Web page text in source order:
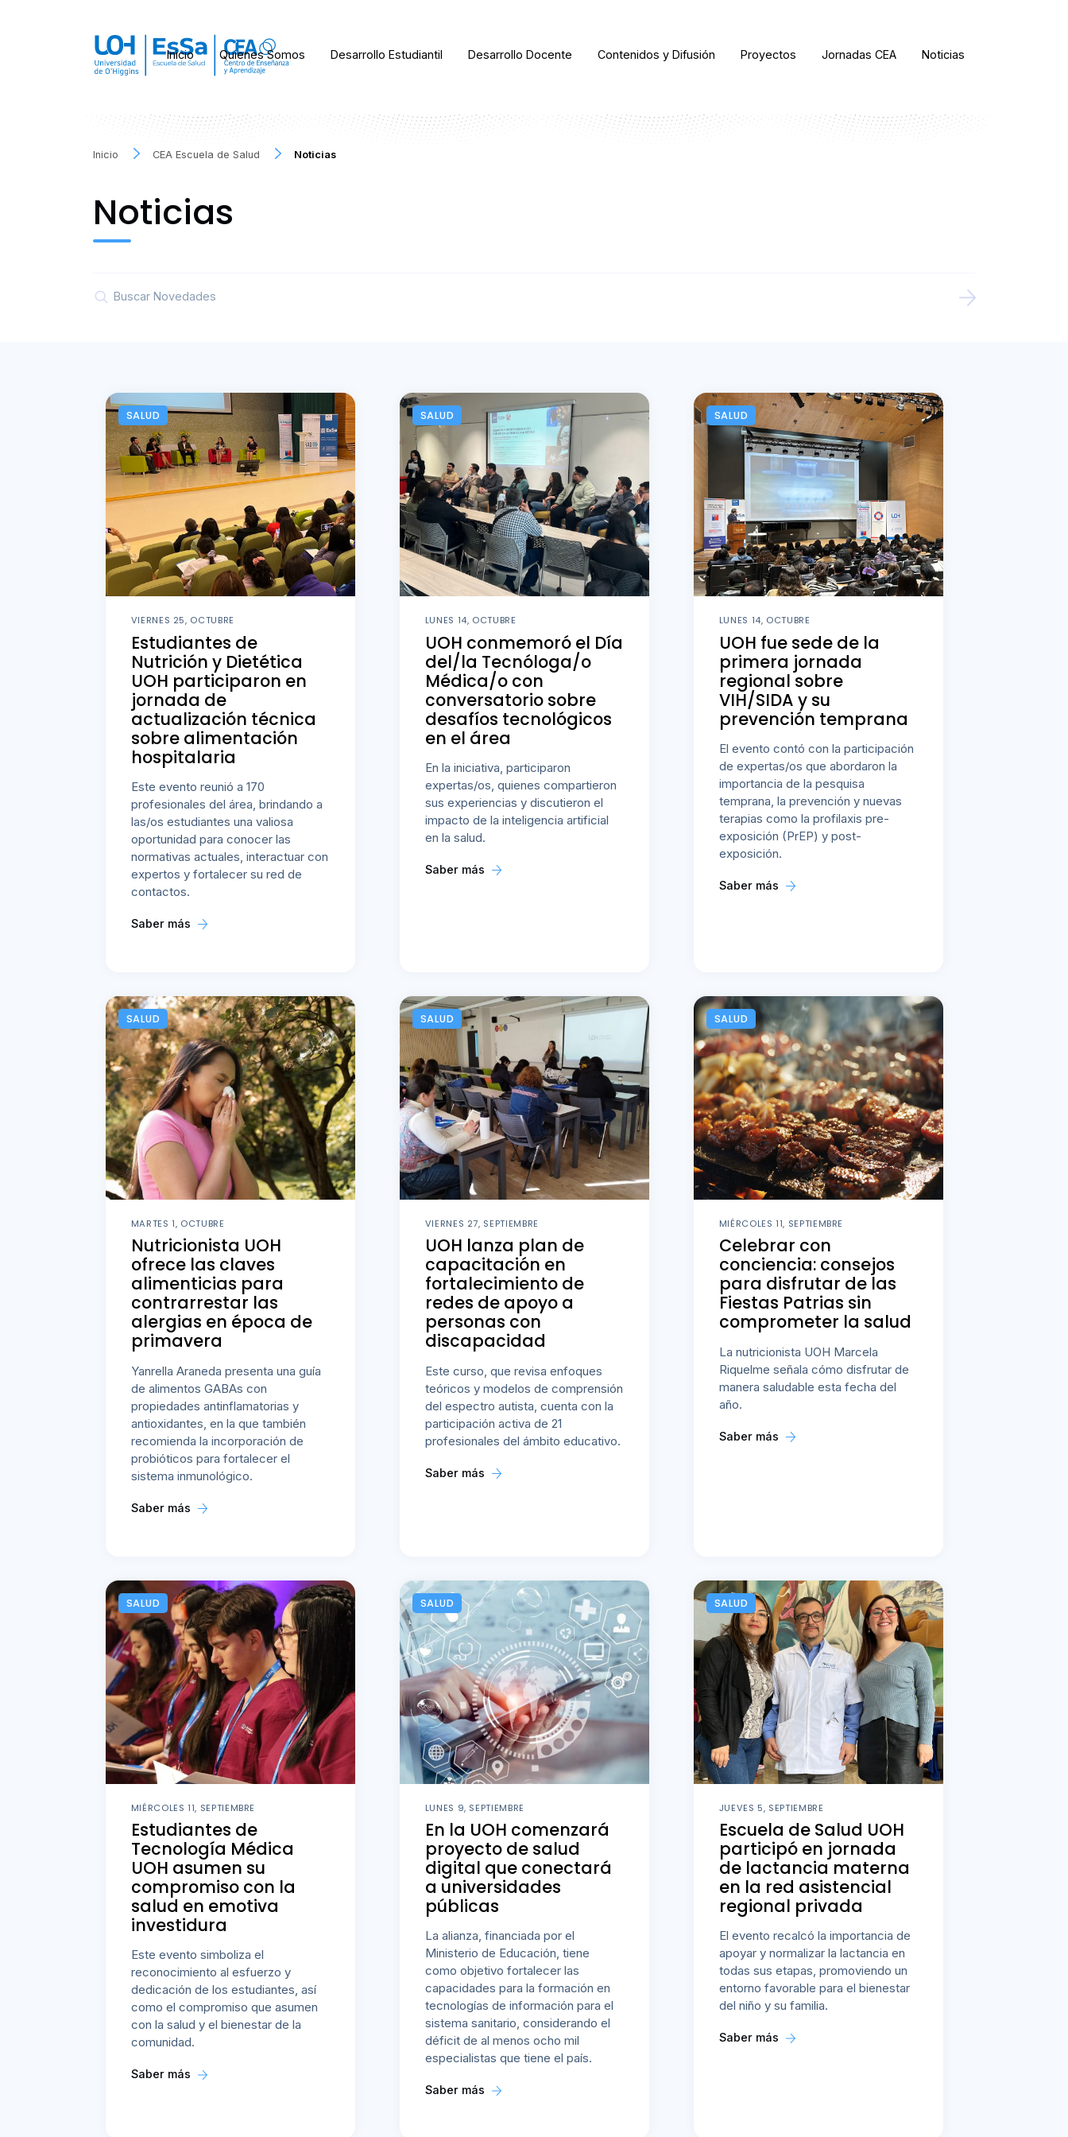
Inicio Quienes Somos Desarrollo Estudiantil Desarrollo Docente Contenidos y Difusión Proyectos Jornadas CEA Noticias
Inicio CEA Escuela de Salud Noticias
Noticias
SALUD
VIERNES 25, OCTUBRE
Estudiantes de
Nutrición y Dietética
UOH participaron en
jornada de
actualización técnica
sobre alimentación
hospitalaria
Este evento reunió a 170
profesionales del área, brindando a
las/os estudiantes una valiosa
oportunidad para conocer las
normativas actuales, interactuar con
expertos y fortalecer su red de
contactos.
Saber más
SALUD
LUNES 14, OCTUBRE
UOH conmemoró el Día
del/la Tecnóloga/o
Médica/o con
conversatorio sobre
desafíos tecnológicos
en el área
En la iniciativa, participaron
expertas/os, quienes compartieron
sus experiencias y discutieron el
impacto de la inteligencia artificial
en la salud.
Saber más
SALUD
LUNES 14, OCTUBRE
UOH fue sede de la
primera jornada
regional sobre
VIH/SIDA y su
prevención temprana
El evento contó con la participación
de expertas/os que abordaron la
importancia de la pesquisa
temprana, la prevención y nuevas
terapias como la profilaxis pre-
exposición (PrEP) y post-
exposición.
Saber más
SALUD
MARTES 1, OCTUBRE
Nutricionista UOH
ofrece las claves
alimenticias para
contrarrestar las
alergias en época de
primavera
Yanrella Araneda presenta una guía
de alimentos GABAs con
propiedades antinflamatorias y
antioxidantes, en la que también
recomienda la incorporación de
probióticos para fortalecer el
sistema inmunológico.
Saber más
SALUD
VIERNES 27, SEPTIEMBRE
UOH lanza plan de
capacitación en
fortalecimiento de
redes de apoyo a
personas con
discapacidad
Este curso, que revisa enfoques
teóricos y modelos de comprensión
del espectro autista, cuenta con la
participación activa de 21
profesionales del ámbito educativo.
Saber más
SALUD
MIÉRCOLES 11, SEPTIEMBRE
Celebrar con
conciencia: consejos
para disfrutar de las
Fiestas Patrias sin
comprometer la salud
La nutricionista UOH Marcela
Riquelme señala cómo disfrutar de
manera saludable esta fecha del
año.
Saber más
SALUD
MIÉRCOLES 11, SEPTIEMBRE
Estudiantes de
Tecnología Médica
UOH asumen su
compromiso con la
salud en emotiva
investidura
Este evento simboliza el
reconocimiento al esfuerzo y
dedicación de los estudiantes, así
como el compromiso que asumen
con la salud y el bienestar de la
comunidad.
Saber más
SALUD
LUNES 9, SEPTIEMBRE
En la UOH comenzará
proyecto de salud
digital que conectará
a universidades
públicas
La alianza, financiada por el
Ministerio de Educación, tiene
como objetivo fortalecer las
capacidades para la formación en
tecnologías de información para el
sistema sanitario, considerando el
déficit de al menos ocho mil
especialistas que tiene el país.
Saber más
SALUD
JUEVES 5, SEPTIEMBRE
Escuela de Salud UOH
participó en jornada
de lactancia materna
en la red asistencial
regional privada
El evento recalcó la importancia de
apoyar y normalizar la lactancia en
todas sus etapas, promoviendo un
entorno favorable para el bienestar
del niño y su familia.
Saber más